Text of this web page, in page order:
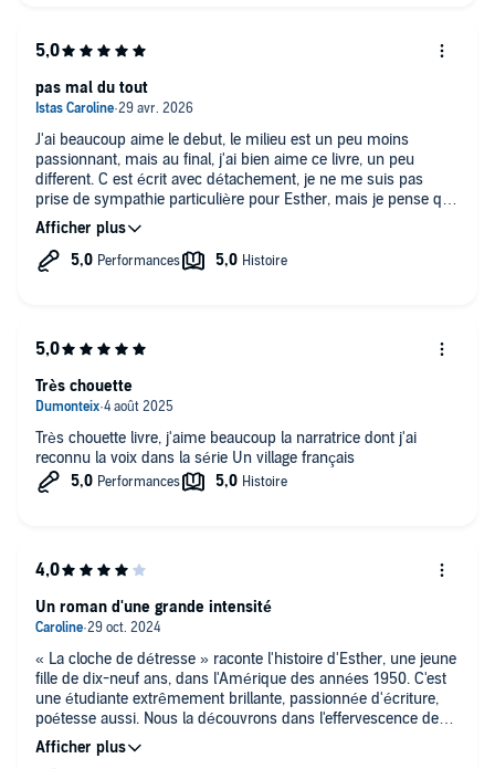
J'ai beaucoup aime le debut, le milieu est un peu moins
passionnant, mais au final, j'ai bien aime ce livre, un peu
different. C est écrit avec détachement, je ne me suis pas
prise de sympathie particulière pour Esther, mais je pense que
c était le but. Livre intéressant, je recommende.
pas mal du tout
Très chouette livre, j'aime beaucoup la narratrice dont j'ai
reconnu la voix dans la série Un village français
Très chouette
« La cloche de détresse » raconte l'histoire d'Esther, une jeune
fille de dix-neuf ans, dans l'Amérique des années 1950. C'est
une étudiante extrêmement brillante, passionnée d'écriture,
poétesse aussi. Nous la découvrons dans l'effervescence de
son jeune âge, sa vie à New-York, partagée entre son job d'été
dans un grand magazine et les soirées avec ses amies.
Un roman d'une grande intensité